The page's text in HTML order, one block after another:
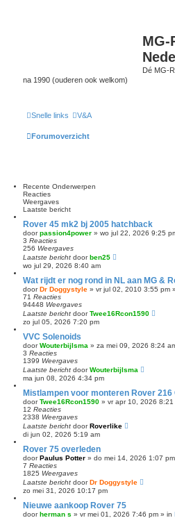
MG-
Dé MG-
na 1990 (ouderen ook welkom)
Snelle links V&A
Forumoverzicht
Recente Onderwerpen
Reacties
Weergaves
Laatste bericht
Rover 45 mk2 bj 2005 hatchback
doorpassion4power » wo jul 22, 2026 9:25
3 Reacties
256 Weergaves
Laatste bericht doorben25
wo jul 29, 2026 8:40 am
Wat rijdt er nog rond in NL aan MG &
doorDr Doggystyle » vr jul 02, 2010 3:55 pm
71 Reacties
94448 Weergaves
Laatste bericht doorTwee16Rcon1590
zo jul 05, 2026 7:20 pm
VVC Solenoids
doorWouterbijlsma » za mei 09, 2026 8:24
3 Reacties
1399 Weergaves
Laatste bericht doorWouterbijlsma
ma jun 08, 2026 4:34 pm
Mistlampen voor monteren Rover 216
doorTwee16Rcon1590 » vr apr 10, 2026 8:21
12 Reacties
2338 Weergaves
Laatste bericht doorRoverlike
di jun 02, 2026 5:19 am
Rover 75 overleden
doorPaulus Potter » do mei 14, 2026 1:07
7 Reacties
1825 Weergaves
Laatste bericht doorDr Doggystyle
zo mei 31, 2026 10:17 pm
Nieuwe aankoop Rover 75
doorherman s » vr mei 01, 2026 7:46 pm » in